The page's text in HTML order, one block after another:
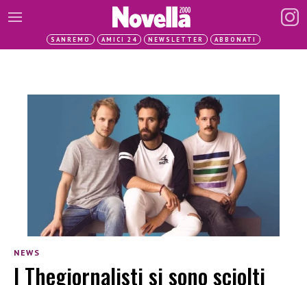
SANREMO AMICI 24 NEWSLETTER ABBONATI
NEWS
I Thegiornalisti si sono sciolti